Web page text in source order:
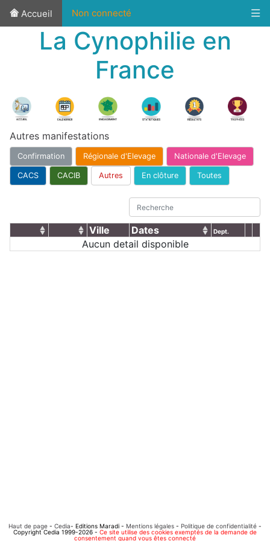
Accueil Non connecté
La Cynophilie en
France
Autres manifestations
Confirmation Régionale d'Elevage Nationale d'Elevage
CACS CACIB Autres En clôture Toutes
Ville Dates Dept.
Aucun detail disponible
Haut de page - Cedia- Editions Maradi - Mentions légales - Politique de confidentialité -
Copyright Cedia 1999-2026 - Ce site utilise des cookies exemptés de la demande de
consentement quand vous êtes connecté